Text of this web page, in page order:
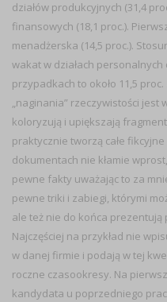
działów produkcyjnych (31,4
finansowych (18,1 proc.).
menadżerska (14,5 proc.).
wakat w działach
przypadkach to około 11,5
„naginania” rzeczywistości
koloryzują i upiększają
praktycznie tworzą całe
dokumentach nie kłamie
pewne fakty uważając to za
pewne triki i zabiegi, którymi
ale też nie do końca
Najczęściej na przykład nie
w danej firmie i podają w tej
roczne czasookresy. Na
kandydata u poprzedniego